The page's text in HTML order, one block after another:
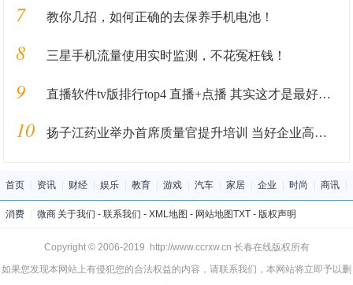
7 教你几招，如何正确的去保养手机电池！
8 三星手机流量使用实时监测，不花冤枉钱！
9 直播软件tv版排行top4 直播+点播 其实这才是最好的！
10 扬子江药业举办首席质量官提升培训 当好企业高质发展“守门人”
首页 资讯 财经 娱乐 教育 游戏 汽车 家居 企业 时尚 商讯
消费 微商 关于我们 - 联系我们 - XML地图 - 网站地图TXT- 版权声明
Copyright © 2006-2019 http://www.ccrxw.cn 长春在线版权所有
如果您发现本网站上有侵犯您的合法权益的内容，请联系我们，本网站将立即予以删